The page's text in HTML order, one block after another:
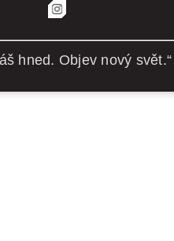
hned. Objev nový svět.“